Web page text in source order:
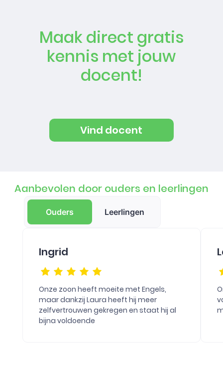
Maak direct gratis
kennis met jouw
docent!
Vind docent
Aanbevolen door ouders en leerlingen
Ouders Leerlingen
Ingrid
Onze zoon heeft moeite met Engels,
maar dankzij Laura heeft hij meer
zelfvertrouwen gekregen en staat hij al
bijna voldoende